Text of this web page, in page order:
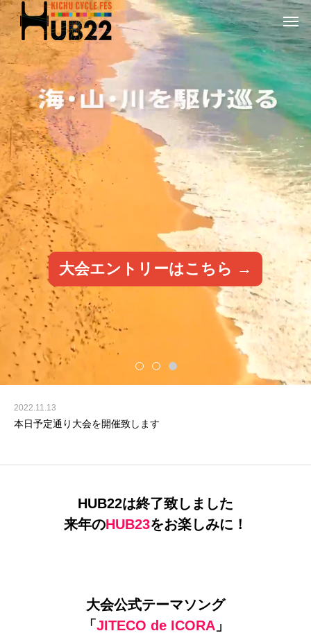
大会エントリーはこちら →
2022.11.13
本日予定通り大会を開催致します
HUB22は終了致しました
来年のHUB23をお楽しみに！
大会公式テーマソング
「 JITECO de ICORA」